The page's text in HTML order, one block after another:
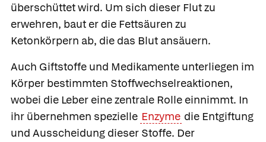
überschüttet wird. Um sich dieser Flut zu
erwehren, baut er die Fettsäuren zu
Ketonkörpern ab, die das Blut ansäuern.
Auch Giftstoffe und Medikamente unterliegen im
Körper bestimmten Stoffwechselreaktionen,
wobei die Leber eine zentrale Rolle einnimmt. In
ihr übernehmen spezielle Enzyme die Entgiftung
und Ausscheidung dieser Stoffe. Der